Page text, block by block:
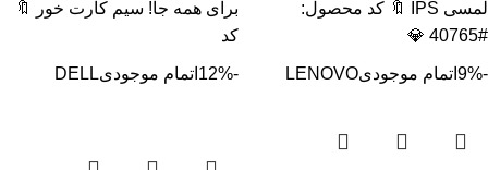
لمسی IPS 🔖 کد محصول:
#40765 💎
برای همه جا! سیم کارت خور 🔖
کد
-9% اتمام موجودیLENOVO
-12% اتمام موجودیDELL